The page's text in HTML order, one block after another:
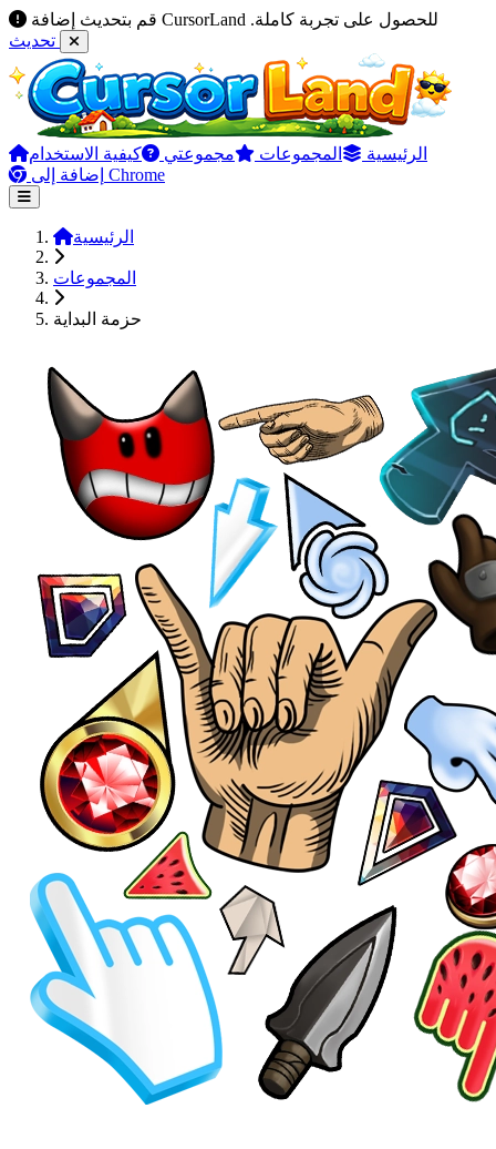
قم بتحديث إضافة CursorLand للحصول على تجربة كاملة.
الرئيسية المجموعات مجموعتي
كيفية الاستخدام
إضافة إلى Chrome
الرئيسية
المجموعات
حزمة البداية